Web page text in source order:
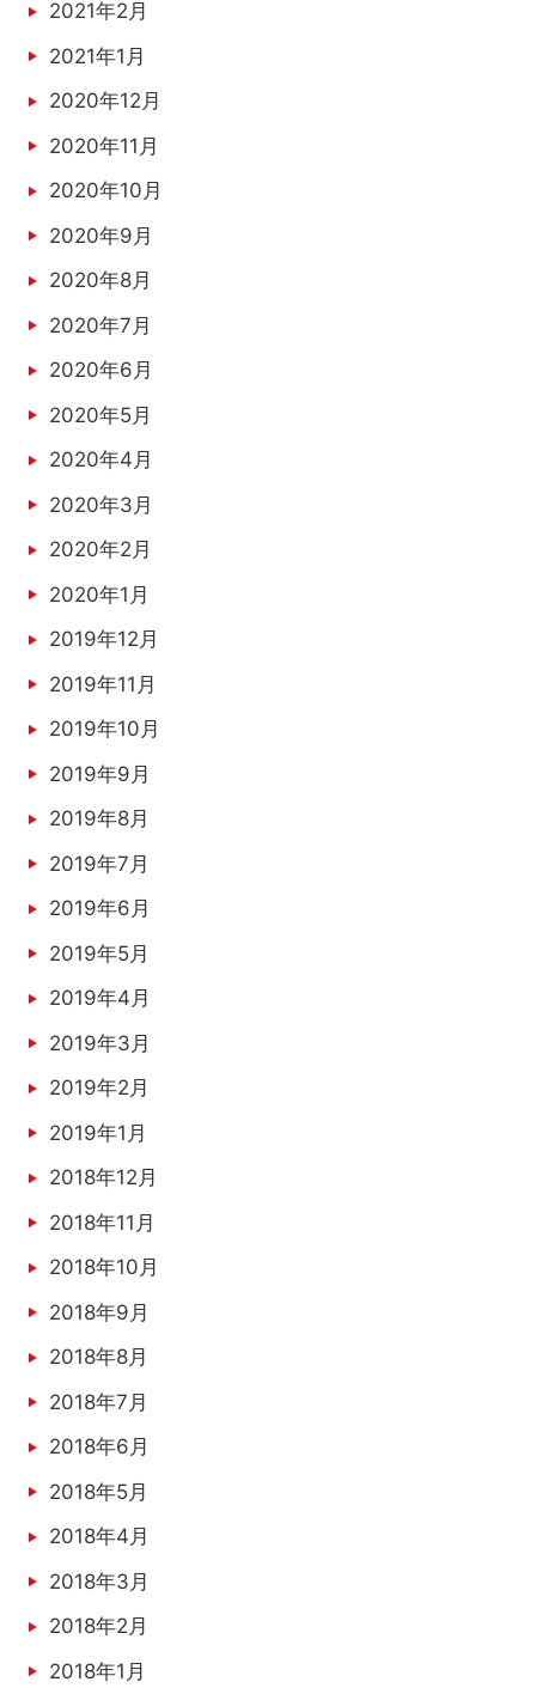
2021年2月
2021年1月
2020年12月
2020年11月
2020年10月
2020年9月
2020年8月
2020年7月
2020年6月
2020年5月
2020年4月
2020年3月
2020年2月
2020年1月
2019年12月
2019年11月
2019年10月
2019年9月
2019年8月
2019年7月
2019年6月
2019年5月
2019年4月
2019年3月
2019年2月
2019年1月
2018年12月
2018年11月
2018年10月
2018年9月
2018年8月
2018年7月
2018年6月
2018年5月
2018年4月
2018年3月
2018年2月
2018年1月